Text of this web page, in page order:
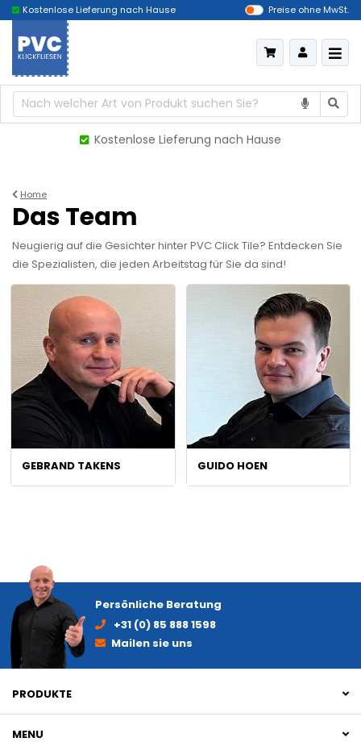
Kostenlose Lieferung nach Hause Das billigste Deutschland
Preise ohne MwSt.
Kostenlose Lieferung nach Hause
Home
Das Team
Neugierig auf die Gesichter hinter PVC Click Tile? Entdecken Sie
die Spezialisten, die jeden Arbeitstag für Sie da sind!
GEBRAND TAKENS GUIDO HOEN
Persönliche Beratung
+31 (0) 85 888 1598
Mailen sie uns
PRODUKTE
MENU